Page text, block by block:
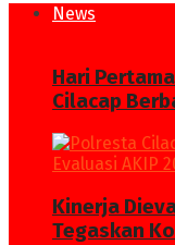
News
Hari
Cilacap
Kinerja
Tegaskan